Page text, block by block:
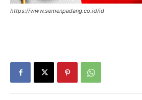
https://www.semenpadang.co.id/id